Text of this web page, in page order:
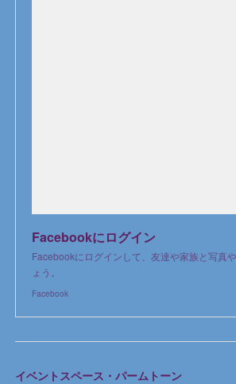
Facebookにログイン
Facebookにログインして、友達や家族と写真
ょう。
Facebook
イベントスペース・パームトーン